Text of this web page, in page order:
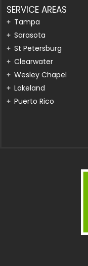
SERVICE AREAS
Tampa
Sarasota
St Petersburg
Clearwater
Wesley Chapel
Lakeland
Puerto Rico